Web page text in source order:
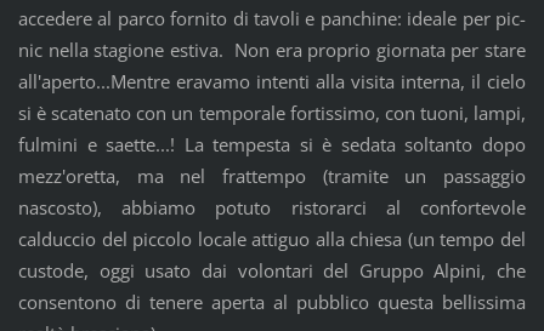
accedere al parco fornito di tavoli e panchine: ideale per pic-
nic nella stagione estiva. Non era proprio giornata per stare
all'aperto...Mentre eravamo intenti alla visita interna, il cielo
si è scatenato con un temporale fortissimo, con tuoni, lampi,
fulmini e saette...! La tempesta si è sedata soltanto dopo
mezz'oretta, ma nel frattempo (tramite un passaggio
nascosto), abbiamo potuto ristorarci al confortevole
calduccio del piccolo locale attiguo alla chiesa (un tempo del
custode, oggi usato dai volontari del Gruppo Alpini, che
consentono di tenere aperta al pubblico questa bellissima